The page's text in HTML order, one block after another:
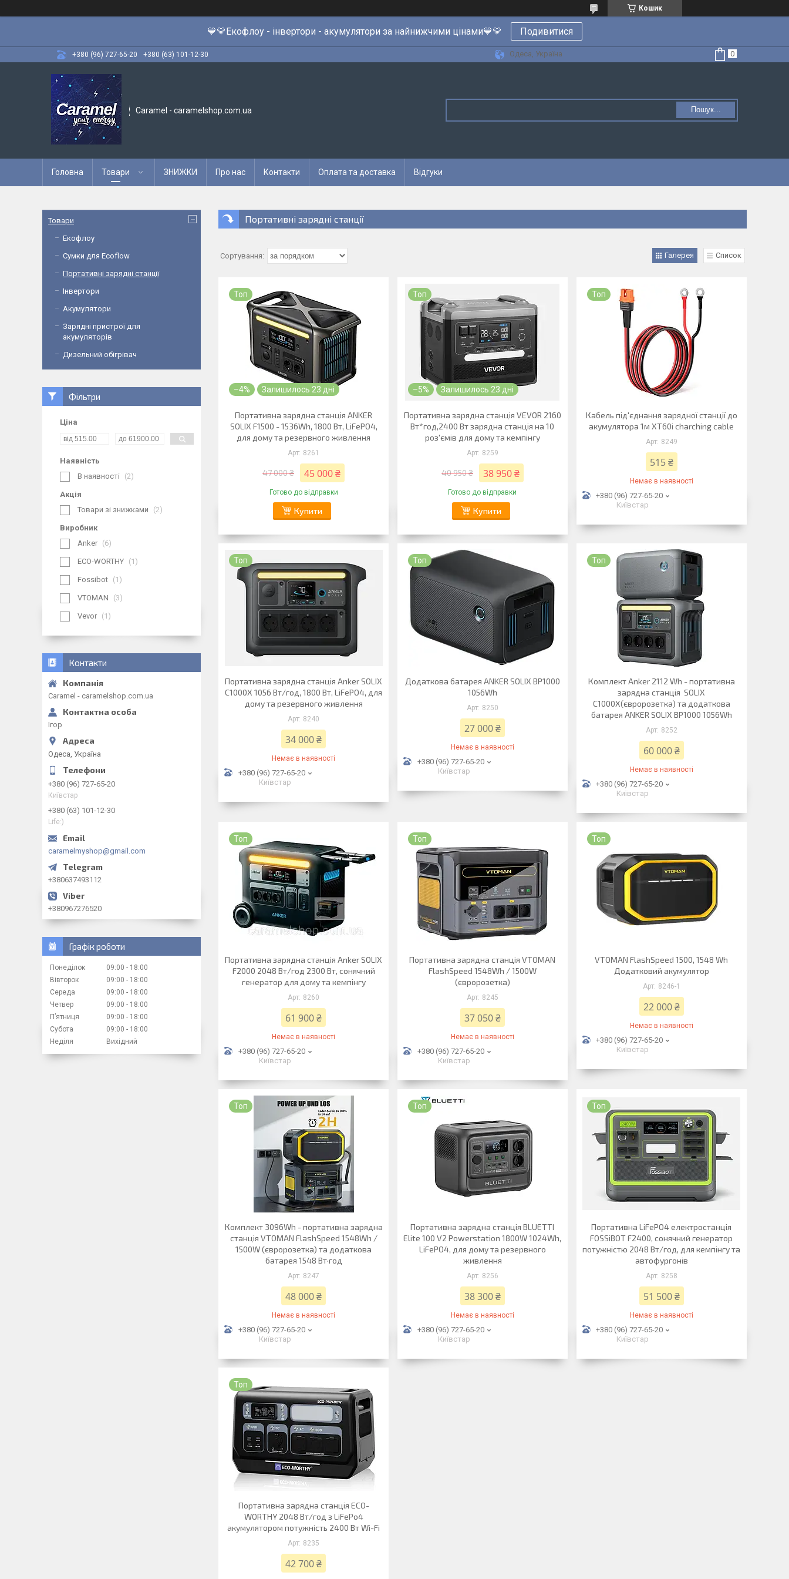
Кошик
💙💛Екофлоу - інвертори - акумулятори за найнижчими цінами💙💛 Подивитися
+380 (96) 727-65-20 +380 (63) 101-12-30 Одеса, Україна
Caramel - caramelshop.com.ua Пошук...
Головна Товари ЗНИЖКИ Про нас Контакти Оплата та доставка Відгуки
Портативні зарядні станції
Галерея Список
Топ
–4% Залишилось 23 дні
Портативна зарядна станція ANKER
SOLIX F1500 - 1536Wh, 1800 Вт, LiFePO4,
для дому та резервного живлення
8261
47 000 ₴ 45 000 ₴
Готово до відправки
Купити
Топ
–5% Залишилось 23 дні
Портативна зарядна станція VEVOR 2160
Вт*год,2400 Вт зарядна станція на 10
роз'ємів для дому та кемпінгу
8259
40 950 ₴ 38 950 ₴
Готово до відправки
Купити
Топ
Кабель під'єднання зарядної станції до
акумулятора 1м XT60i charching cable
8249
515 ₴
Немає в наявності
+380 (96) 727-65-20
Київстар
Топ
Портативна зарядна станція Anker SOLIX
C1000X 1056 Вт/год, 1800 Вт, LiFePO4, для
дому та резервного живлення
8240
34 000 ₴
Немає в наявності
+380 (96) 727-65-20
Київстар
Топ
Додаткова батарея ANKER SOLIX BP1000
1056Wh
8250
27 000 ₴
Немає в наявності
+380 (96) 727-65-20
Київстар
Топ
Комплект Anker 2112 Wh - портативна
зарядна станція SOLIX
C1000X(євророзетка) та додаткова
батарея ANKER SOLIX BP1000 1056Wh
8252
60 000 ₴
Немає в наявності
+380 (96) 727-65-20
Київстар
Топ
Портативна зарядна станція Anker SOLIX
F2000 2048 Вт/год 2300 Вт, сонячний
генератор для дому та кемпінгу
8260
61 900 ₴
Немає в наявності
+380 (96) 727-65-20
Київстар
Топ
Портативна зарядна станція VTOMAN
FlashSpeed 1548Wh / 1500W
(євророзетка)
8245
37 050 ₴
Немає в наявності
+380 (96) 727-65-20
Київстар
Топ
VTOMAN FlashSpeed 1500, 1548 Wh
Додатковий акумулятор
8246-1
22 000 ₴
Немає в наявності
+380 (96) 727-65-20
Київстар
Топ
Комплект 3096Wh - портативна зарядна
станція VTOMAN FlashSpeed 1548Wh /
1500W (євророзетка) та додаткова
батарея 1548 Вт·год
8247
48 000 ₴
Немає в наявності
+380 (96) 727-65-20
Київстар
Топ
Портативна зарядна станція BLUETTI
Elite 100 V2 Powerstation 1800W 1024Wh,
LiFePO4, для дому та резервного
живлення
8256
38 300 ₴
Немає в наявності
+380 (96) 727-65-20
Київстар
Топ
Портативна LiFePO4 електростанція
FOSSiBOT F2400, сонячний генератор
потужністю 2048 Вт/год, для кемпінгу та
автофургонів
8258
51 500 ₴
Немає в наявності
+380 (96) 727-65-20
Київстар
Топ
Портативна зарядна станція ECO-
WORTHY 2048 Вт/год з LiFePo4
акумулятором потужність 2400 Вт Wi-Fi
8235
42 700 ₴
Товари
Екофлоу
Сумки для Ecoflow
Портативні зарядні станції
Інвертори
Акумулятори
Зарядні пристрої для
акумуляторів
Дизельний обігрівач
Фільтри
Ціна
Наявність
В наявності
2
Акція
Товари зі знижками
2
Виробник
Anker
6
ECO-WORTHY 1
Fossibot 1
VTOMAN 3
Vevor 1
Контакти
Caramel - caramelshop.com.ua
Ігор
Одеса, Україна
+380 (96) 727-65-20
Київстар
+380 (63) 101-12-30
Life:)
caramelmyshop@gmail.com
+380637493112
+380967276520
Графік роботи
Понеділок 09:00
18:00
Вівторок
09:00
18:00
Середа
09:00
18:00
Четвер
09:00
18:00
Пʼятниця
09:00
18:00
Субота
09:00
18:00
Неділя
Вихідний